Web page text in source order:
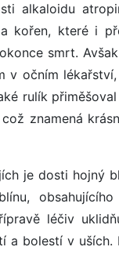
alkaloidu
kořen, které i
smrt.
v očním
rulík
znamená
je dosti hojný
obsahujícího
léčiv
a bolestí v uších.